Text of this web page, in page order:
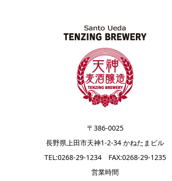
〒386-0025
長野県上田市天神1-2-34 かねたまビル
TEL:0268-29-1234 FAX:0268-29-1235
営業時間